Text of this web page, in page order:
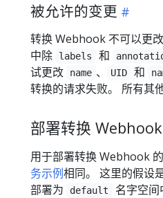
被允许的变更
转换 Webhook 不可以更
中除 labels 和
试更改
name 、 UID 和
转换的请求失败。 所有其
部署转换
用于部署转换 Webhook
务示例相同。 这里的假设
部署为
default 名字空间